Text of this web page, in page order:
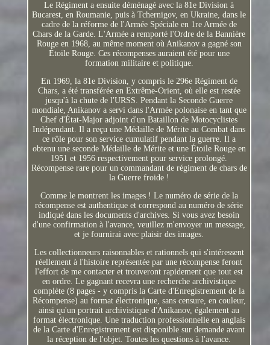
Le Régiment a ensuite déménagé avec la 81e Division à
Bucarest, en Roumanie, puis à Tchernigov, en Ukraine, dans le
cadre de la réforme de l'Armée Spéciale en 1re Armée de
Chars de la Garde. L'Armée a remporté l'Ordre de la Bannière
Rouge en 1968, au même moment où Anikanov a gagné son
Étoile Rouge. Ces récompenses auraient été pour une
formation militaire et politique.
En 1969, la 81e Division, y compris le 296e Régiment de
Chars, a été transférée en Extrême-Orient, où elle est restée
jusqu'à la chute de l'URSS. Pendant la Seconde Guerre
mondiale, Anikanov a servi dans l'Armée polonaise en tant que
Chef d'État-Major adjoint d'un Bataillon de Motocyclistes
Indépendant. Il a reçu une Médaille de Mérite au Combat dans
ce rôle pour son service cumulatif pendant la guerre. Il a
obtenu une seconde Médaille de Mérite et une Étoile Rouge en
1951 et 1956 respectivement pour service prolongé.
Récompense rare pour un commandant de régiment de chars de
la Guerre froide !
Comme le montrent les images ! Le numéro de série de la
récompense est authentique et correspond au numéro de série
indiqué dans les documents d'archives. Si vous avez besoin
d'une confirmation à l'avance, veuillez m'envoyer un message,
et je fournirai avec plaisir des images.
Les collectionneurs raisonnables et rationnels qui s'intéressent
réellement à l'histoire représentée par une récompense feront
l'effort de me contacter et trouveront rapidement que tout est
en ordre. Le gagnant recevra une recherche archivistique
complète (8 pages - y compris la Carte d'Enregistrement de la
Récompense) au format électronique, sans censure, en couleur,
ainsi qu'un portrait archivistique d'Anikanov, également au
format électronique. Une traduction professionnelle en anglais
de la Carte d'Enregistrement est disponible sur demande avant
la réception de l'objet. Toutes les questions à l'avance.